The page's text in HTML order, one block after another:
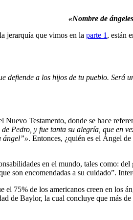
«Nombre de
jerarquía que vimos en la parte 1 , están
defiende a los hijos de tu pueblo. Será
Testamento, donde se hace
Pedro, y fue tanta su alegría, que en
ángel”». Entonces, ¿quién es el Ángel
en el mundo, tales como:
son encomendadas a su cuidado”.
75% de los americanos creen en los
de Baylor, la cual concluye que más